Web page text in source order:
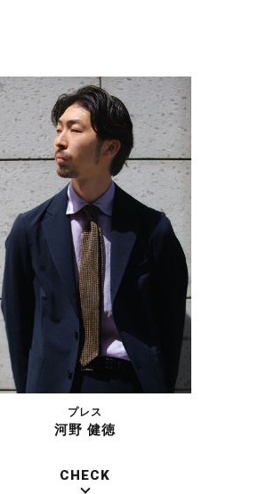
プレス
河野 健徳
CHECK